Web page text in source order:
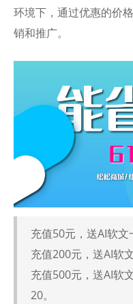
环境下，通过优惠的价
销和推广。
充值50元，送AI软文
充值200元，送AI软
充值500元，送AI软
20。